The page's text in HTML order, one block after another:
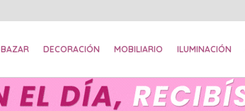
BAZAR DECORACIÓN MOBILIARIO ILUMINACIÓN